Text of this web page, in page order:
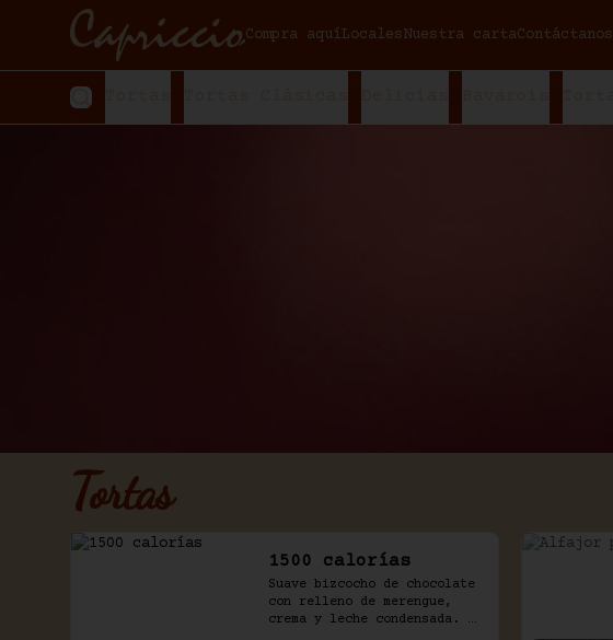
Compra aquíLocalesNuestra cartaContáctanos
Tortas
1500 calorías
Suave bizcocho de chocolate
con relleno de merengue,
crema y leche condensada.